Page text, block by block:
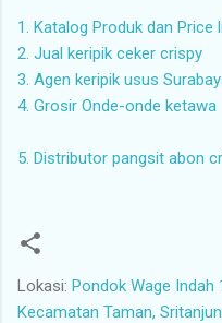
1. Katalog Produk dan Price
2. Jual keripik ceker crispy
3. Agen keripik usus
4. Grosir Onde-onde ketawa
5. Distributor pangsit abon
Lokasi: Pondok Wage Indah
Kecamatan Taman,